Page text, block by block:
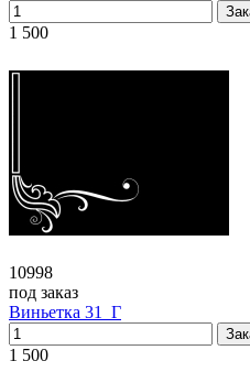
1 500
10998
под заказ
Виньетка 31_Г
1 500